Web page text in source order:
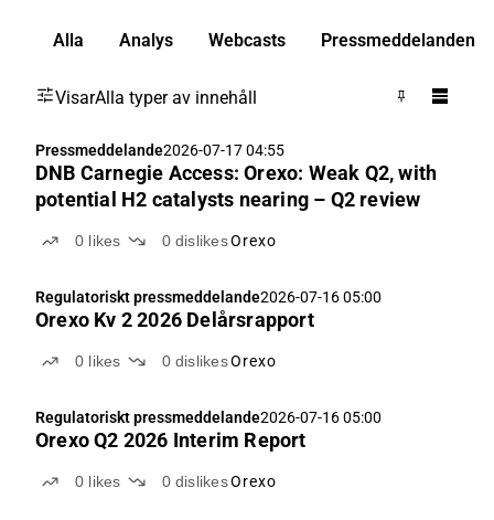
Alla Analys Webcasts Pressmeddelanden
VisarAlla typer av innehåll
Pressmeddelande2026-07-17 04:55
DNB Carnegie Access: Orexo: Weak Q2, with
potential H2 catalysts nearing – Q2 review
0 likes 0 dislikesOrexo
Regulatoriskt pressmeddelande2026-07-16 05:00
Orexo Kv 2 2026 Delårsrapport
0 likes 0 dislikesOrexo
Regulatoriskt pressmeddelande2026-07-16 05:00
Orexo Q2 2026 Interim Report
0 likes 0 dislikesOrexo